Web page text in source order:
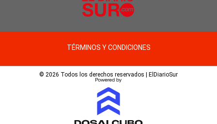
TÉRMINOS Y CONDICIONES
© 2026 Todos los derechos reservados | ElDiarioSur